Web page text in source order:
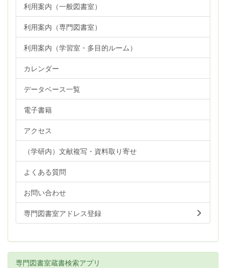
利用案内（一般図書室）
利用案内（専門図書室）
利用案内（学習室・多目的ルーム）
カレンダー
データベース一覧
電子書籍
アクセス
（学研内）文献複写・資料取り寄せ
よくある質問
お問い合わせ
専門図書室アドレス登録
専門図書室蔵書検索アプリ